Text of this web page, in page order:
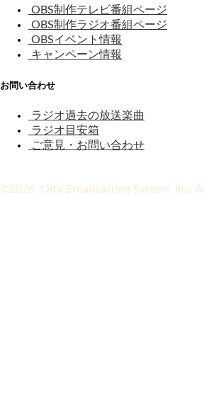
OBS制作テレビ番組ページ
OBS制作ラジオ番組ページ
OBSイベント情報
キャンペーン情報
お問い合わせ
ラジオ過去の放送楽曲
ラジオ目安箱
ご意見・お問い合わせ
©2026 Oita Broadcasting System, Inc.